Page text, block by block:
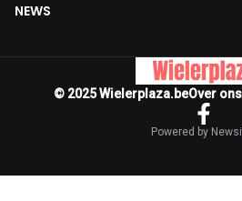
NEWS
© 2025 Wielerplaza.beOver ons
Powered by